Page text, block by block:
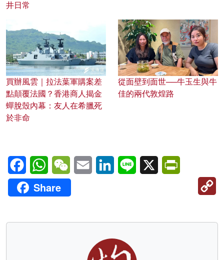
井日常
買辦風雲｜拉法葉軍購案差
點顛覆法國？香港商人揭金
蟬脫殼內幕：友人在希臘死
於非命
從面壁到面世──牛玉生與牛
佳的兩代敦煌路
FacebookWhatsAppWeChatEmail LinkedInLine X
Share